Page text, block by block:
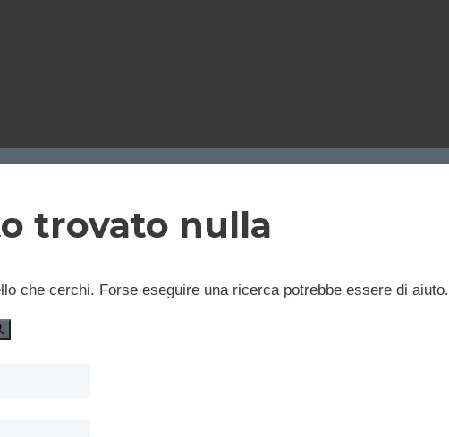
trovato nulla
che cerchi. Forse eseguire una ricerca potrebbe essere di aiuto.